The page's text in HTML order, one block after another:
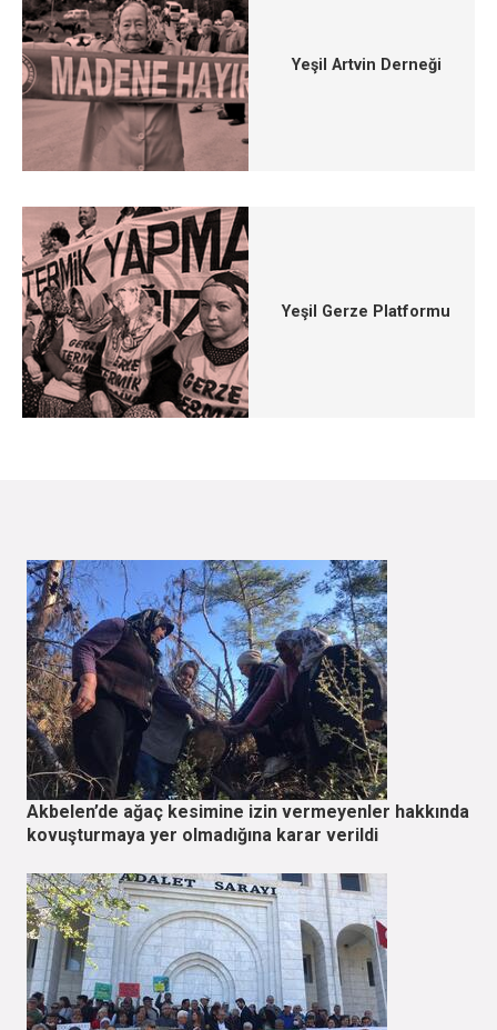
Yeşil Artvin Derneği
Yeşil Gerze Platformu
Akbelen’de ağaç kesimine izin vermeyenler hakkında
kovuşturmaya yer olmadığına karar verildi